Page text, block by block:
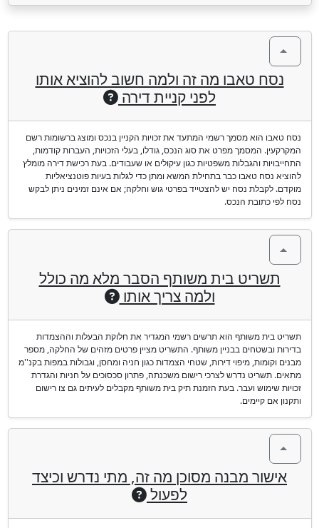
נסח טאבו מה זה ולמה חשוב להוציא אותו
לפני קניית דירה
נסח טאבו הוא מסמך רשמי המתעד את זכויות הקניין בנכס ומוצג ברשומות רשם
המקרקעין. המסמך מפרט את סוג הנכס, גודלו, בעלי הזכויות, העברות קודמות,
התחייבויות והגבלות משפטיות כגון עיקולים או שעבודים. בעת רכישת דירה מומלץ
להוציא נסח טאבו כבר בתחילת המשא ומתן כדי לגלות בעיות פוטנציאליות
מוקדם. לקבלת נסח יש להצטייד בפרטי גוש וחלקה; אם אינם זמינים ניתן לבקש
נסח לפי כתובת הנכס.
תשריט בית משותף הסבר מלא מה כולל
ולמה צריך אותו
תשריט בית משותף הוא תרשים רשמי המגדיר את חלוקת הבעלות וההצמדות
בדירות ובשטחים בבניין משותף. התשריט מציין פרטים מזהים של החלקה, מספר
מבנים וקומות, מיפוי דירות, שטחי הצמדות כגון חניה ומחסן, וגבולות במפות בקנ''מ
מתאים. תשריט נדרש לצרכי רישום משכנתה, פתרון סכסוכים על חניות והגדרת
זכויות שימוש ועבר. בעת הזמנת תיק בית משותף מקבלים לעיתים גם צו רישום
ותקנון אם קיימים.
אישור מבנה מסוכן מה זה, מתי נדרש וכיצד
לפעול